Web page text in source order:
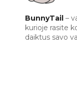
BunnyTail –
kurioje rasite
daiktus savo